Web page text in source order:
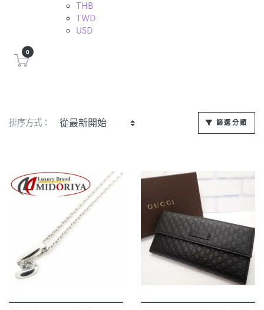
THB
TWD
USD
0
排序方式： 篩選分類